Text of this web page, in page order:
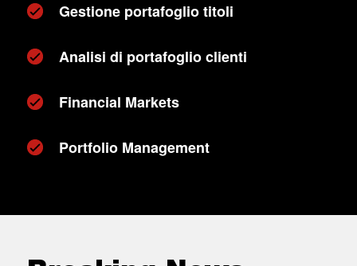
Gestione portafoglio titoli
Analisi di portafoglio clienti
Financial Markets
Portfolio Management